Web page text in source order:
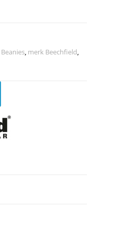
Beanies, merk Beechfield,